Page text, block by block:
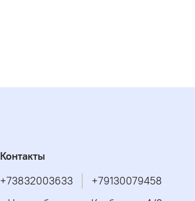
Контакты
+73832003633
+79130079458